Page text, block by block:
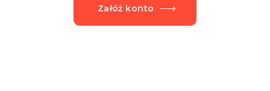
Załóż konto